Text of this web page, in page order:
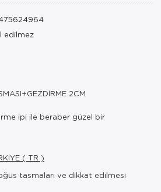
2CM
ipi ile beraber güzel bir
( TR )
tasmaları ve dikkat edilmesi